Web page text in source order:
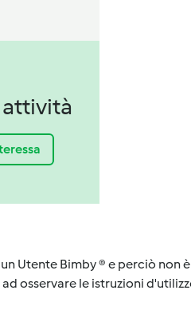
Utente Bimby ® e perciò non
osservare le istruzioni